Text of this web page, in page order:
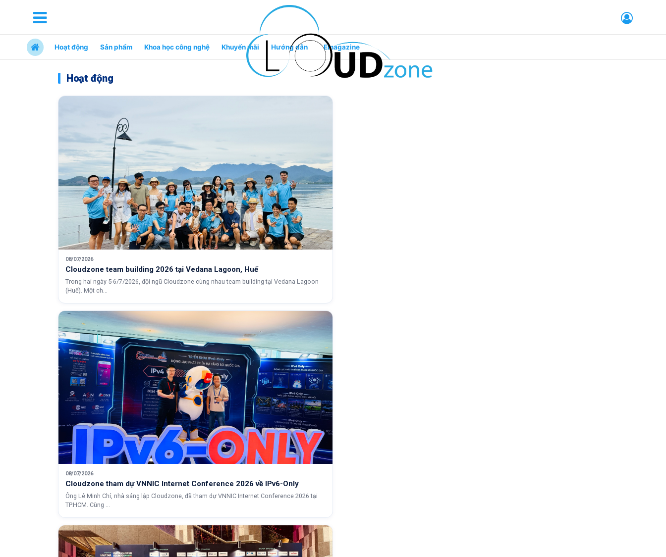
Hoạt động Sản phẩm Khoa học công nghệ Khuyến mãi Hướng dẫn Emagazine
Hoạt động
08/07/2026
Cloudzone team building 2026 tại Vedana Lagoon, Huế
Trong hai ngày 5-6/7/2026, đội ngũ Cloudzone cùng nhau team building tại Vedana Lagoon
(Huế). Một ch...
08/07/2026
Cloudzone tham dự VNNIC Internet Conference 2026 về IPv6-Only
Ông Lê Minh Chí, nhà sáng lập Cloudzone, đã tham dự VNNIC Internet Conference 2026 tại
TP.HCM. Cùng ...